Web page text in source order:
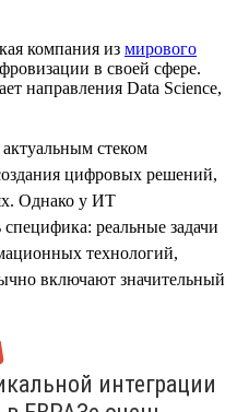
компания из мирового
в своей сфере.
направления Data Science,
стеком
цифровых решений,
Однако у ИТ
реальные задачи
технологий,
включают значительный
интеграции